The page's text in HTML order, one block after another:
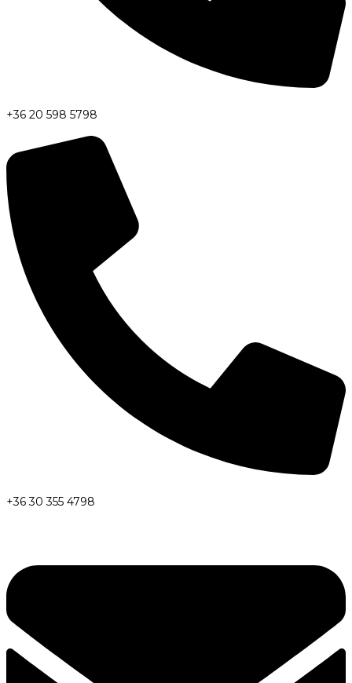
+36 20 598 5798
+36 30 355 4798